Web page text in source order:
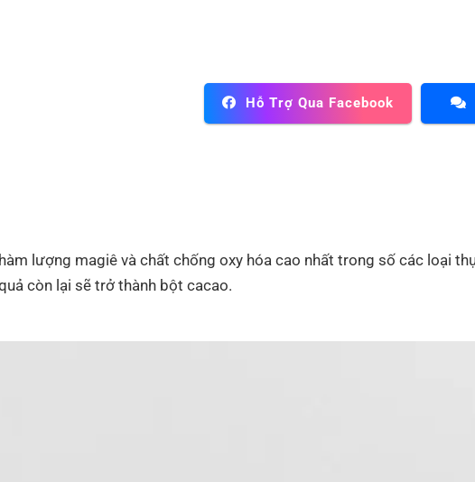
Hỗ Trợ Qua Facebook
lượng magiê và chất chống oxy hóa cao nhất trong số các loại
còn lại sẽ trở thành bột cacao.